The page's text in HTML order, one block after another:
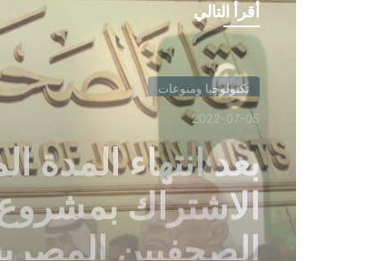
أقرأ التالي
تكنولوجيا ومنوعات
2022-07-05
التغيرات المناخية